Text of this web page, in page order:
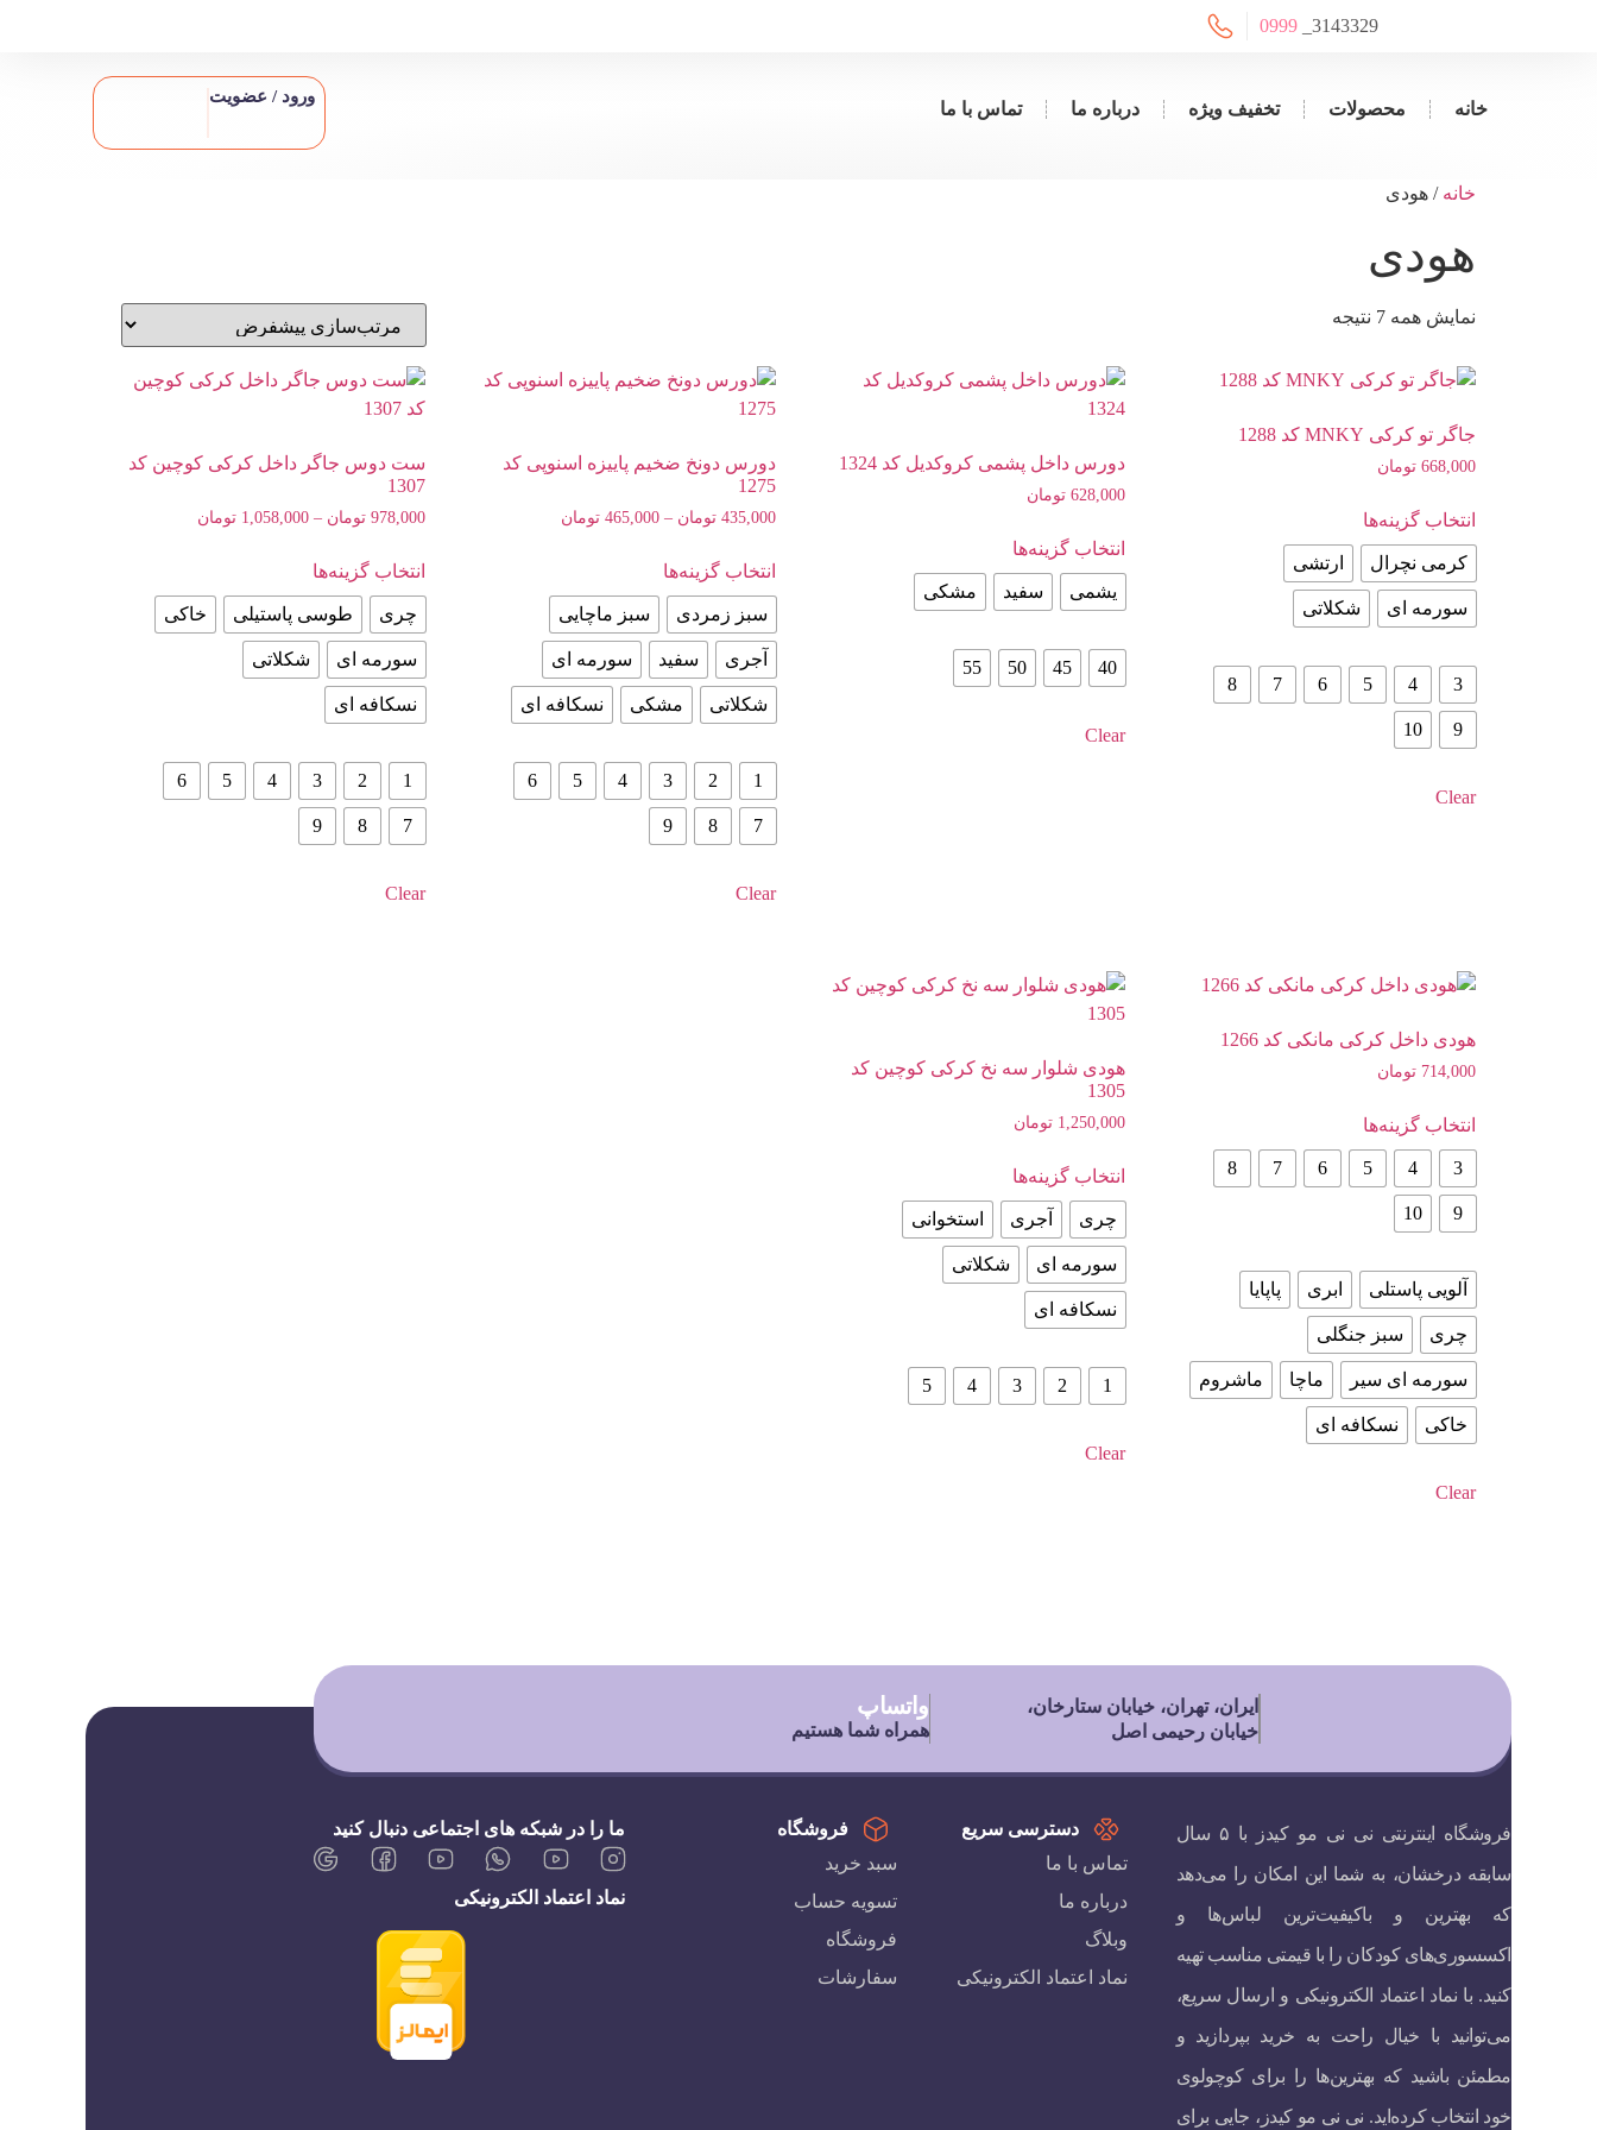
3143329
0999
خانه محصولات تخفیف ویژه درباره ما تماس با ما
ورود / عضویت
خانه / هودی
هودی
نمایش همه 7 نتیجه
جاگر تو کرکی MNKY کد 1288
668,000 تومان
انتخاب گزینه‌ها
کرمی نچرال ارتشی
سورمه ای شکلاتی
3
4
5
6
7
8
9
10
Clear
دورس داخل پشمی کروکدیل کد 1324
628,000 تومان
انتخاب گزینه‌ها
یشمی سفید مشکی
40
45
50
55
Clear
دورس دونخ ضخیم پاییزه اسنوپی کد
1275
435,000 تومان –
465,000 تومان
انتخاب گزینه‌ها
سبز زمردی سبز ماچایی
آجری سفید سورمه ای
شکلاتی مشکی نسکافه ای
1
2
3
4
5
6
7
8
9
Clear
ست دوس جاگر داخل کرکی کوچین کد
1307
978,000 تومان –
1,058,000 تومان
انتخاب گزینه‌ها
چری طوسی پاستیلی خاکی
سورمه ای شکلاتی
نسکافه ای
1
2
3
4
5
6
7
8
9
Clear
هودی داخل کرکی مانکی کد 1266
714,000 تومان
انتخاب گزینه‌ها
3
4
5
6
7
8
9
10
آلویی پاستلی ابری پاپایا
چری سبز جنگلی
سورمه ای سیر ماچا ماشروم
خاکی نسکافه ای
Clear
هودی شلوار سه نخ کرکی کوچین کد
1305
1,250,000 تومان
انتخاب گزینه‌ها
چری آجری استخوانی
سورمه ای شکلاتی
نسکافه ای
1
2
3
4
5
Clear
ایران، تهران، خیابان ستارخان،
خیابان رحیمی اصل
واتساپ
همراه شما هستیم
فروشگاه اینترنتی نی نی مو کیدز با ۵ سال
سابقه درخشان، به شما این امکان را می‌دهد
که بهترین و باکیفیت‌ترین لباس‌ها و
اکسسوری‌های کودکان را با قیمتی مناسب تهیه
کنید. با نماد اعتماد الکترونیکی و ارسال سریع،
می‌توانید با خیال راحت به خرید بپردازید و
مطمئن باشید که بهترین‌ها را برای کوچولوی
خود انتخاب کرده‌اید. نی نی مو کیدز، جایی برای
دسترسی سریع
تماس با ما
درباره ما
وبلاگ
نماد اعتماد الکترونیکی
فروشگاه
سبد خرید
تسویه حساب
فروشگاه
سفارشات
ما را در شبکه های اجتماعی دنبال کنید
نماد اعتماد الکترونیکی